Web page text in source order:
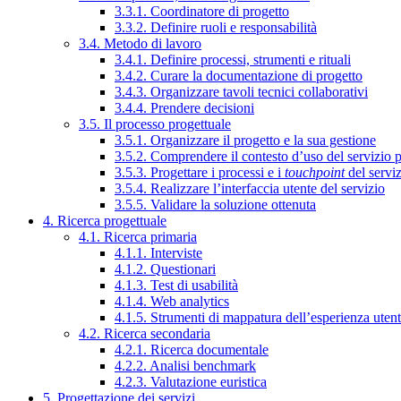
3.3.1. Coordinatore di progetto
3.3.2. Definire ruoli e responsabilità
3.4. Metodo di lavoro
3.4.1. Definire processi, strumenti e rituali
3.4.2. Curare la documentazione di progetto
3.4.3. Organizzare tavoli tecnici collaborativi
3.4.4. Prendere decisioni
3.5. Il processo progettuale
3.5.1. Organizzare il progetto e la sua gestione
3.5.2. Comprendere il contesto d’uso del servizio
3.5.3. Progettare i processi e i touchpointdel
3.5.4. Realizzare l’interfaccia utente del servizio
3.5.5. Validare la soluzione ottenuta
4. Ricerca progettuale
4.1. Ricerca primaria
4.1.1. Interviste
4.1.2. Questionari
4.1.3. Test di usabilità
4.1.4. Web analytics
4.1.5. Strumenti di mappatura dell’esperienza
4.2. Ricerca secondaria
4.2.1. Ricerca documentale
4.2.2. Analisi benchmark
4.2.3. Valutazione euristica
5. Progettazione dei servizi